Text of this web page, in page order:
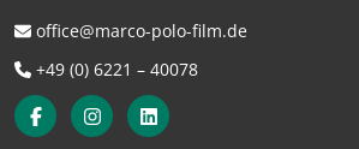
office@marco-polo-film.de
+49 (0) 6221 – 40078